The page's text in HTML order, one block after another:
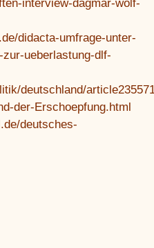
interview-dagmar-wolf-
didacta-umfrage-unter-
zur-ueberlastung-dlf-
deutschland/
der-Erschoepfung.html
deutsches-